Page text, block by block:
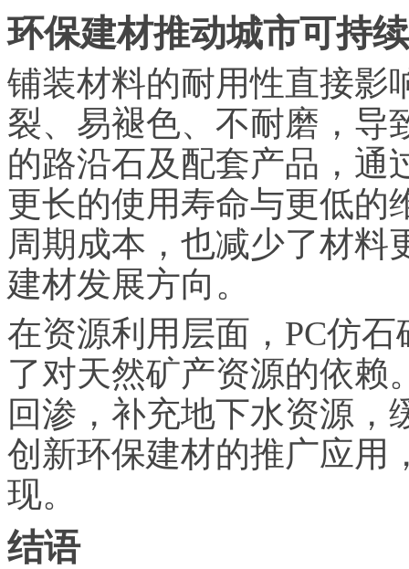
环保建材推动城市可持
铺装材料的耐用性直接影
裂、易褪色、不耐磨，导
的路沿石及配套产品，通
更长的使用寿命与更低的
周期成本，也减少了材料
建材发展方向。
在资源利用层面，PC仿
了对天然矿产资源的依赖
回渗，补充地下水资源，
创新环保建材的推广应用
现。
结语